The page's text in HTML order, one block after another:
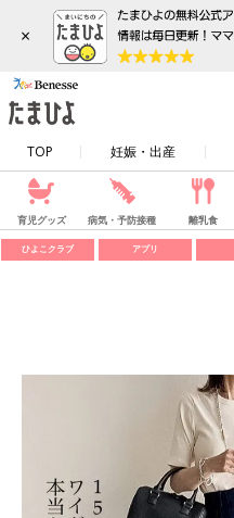
×
TOP 妊娠・出産
育児グッズ 病気・予防接種 離乳食
ひよこクラブ アプリ